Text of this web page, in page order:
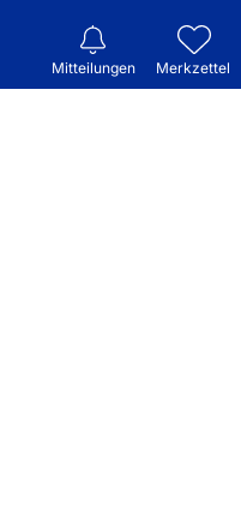
Mitteilungen Merkzettel